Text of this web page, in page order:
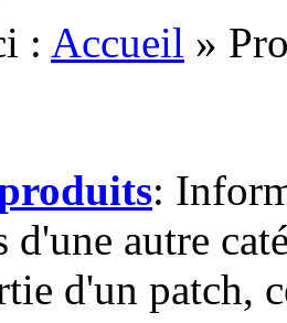
: Accueil »
:
d'une autre
d'un patch,